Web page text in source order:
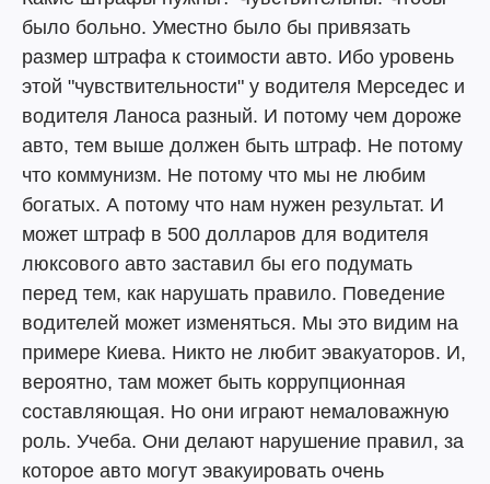
было больно. Уместно было бы привязать
размер штрафа к стоимости авто. Ибо уровень
этой "чувствительности" у водителя Мерседес и
водителя Ланоса разный. И потому чем дороже
авто, тем выше должен быть штраф. Не потому
что коммунизм. Не потому что мы не любим
богатых. А потому что нам нужен результат. И
может штраф в 500 долларов для водителя
люксового авто заставил бы его подумать
перед тем, как нарушать правило. Поведение
водителей может изменяться. Мы это видим на
примере Киева. Никто не любит эвакуаторов. И,
вероятно, там может быть коррупционная
составляющая. Но они играют немаловажную
роль. Учеба. Они делают нарушение правил, за
которое авто могут эвакуировать очень